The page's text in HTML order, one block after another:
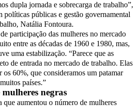
dupla jornada e sobrecarga de trabalho”,
políticas públicas e gestão governamental
Natália Fontoura.
participação das mulheres no mercado
entre as décadas de 1960 e 1980, mas,
uma estabilização. “Parece que as
de entrada no mercado de trabalho. Elas
os 60%, que consideramos um patamar
países.”
negras
que aumentou o número de mulheres